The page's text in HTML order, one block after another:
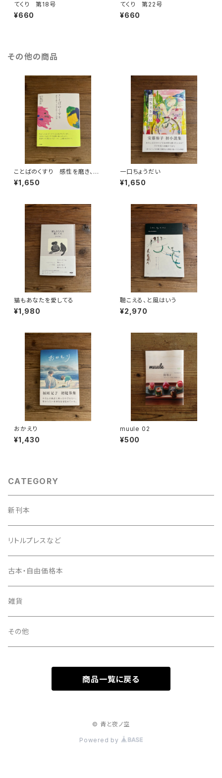
てくり 第18号
¥660
てくり 第22号
¥660
その他の商品
ことばのくすり 感性を磨き、不
安を和らげる33篇
¥1,650
一口ちょうだい
¥1,650
猫もあなたを愛してる
¥1,980
聴こえる、と風はいう
¥2,970
おかえり
¥1,430
muule 02
¥500
CATEGORY
新刊本
リトルプレスなど
古本・自由価格本
雑貨
その他
商品一覧に戻る
© 青と夜ノ空
Powered by